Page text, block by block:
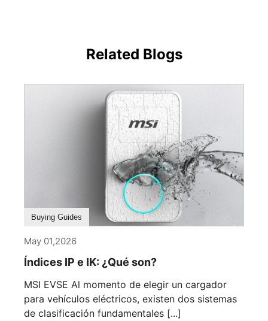
Related Blogs
Buying Guides
May 01,2026
Índices IP e IK: ¿Qué son?
MSI EVSE Al momento de elegir un cargador
para vehículos eléctricos, existen dos sistemas
de clasificación fundamentales [...]